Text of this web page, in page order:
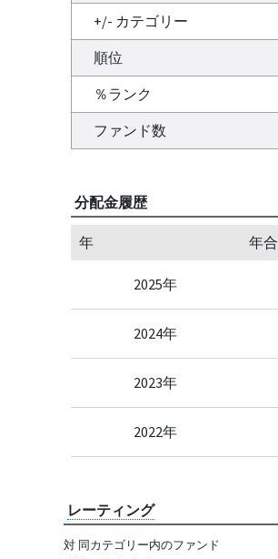
+/- カテゴリー
順位
％ランク
ファンド数
分配金履歴
年 年
2025年
2024年
2023年
2022年
レーティング
対 同カテゴリー内のファンド